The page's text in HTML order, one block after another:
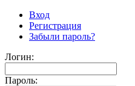
Вход
Регистрация
Забыли пароль?
Логин:
Пароль: